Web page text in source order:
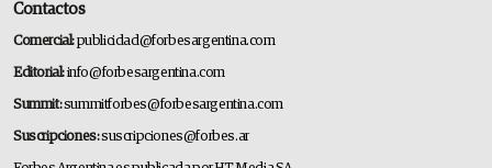
Contactos
Comercial:publicidad@forbesargentina.com
Editorial:info@forbesargentina.com
Summit:summitforbes@forbesargentina.com
Suscripciones:suscripciones@forbes.ar